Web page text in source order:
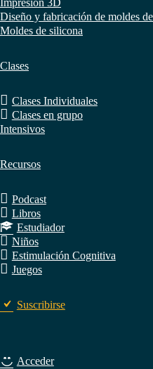
Impresión 3D
Diseño y fabricación de moldes
Moldes de silicona
Clases
Clases Individuales
Clases en grupo
Intensivos
Recursos
Podcast
Libros
Estudiador
Niños
Estimulación Cognitiva
Juegos
Suscribirse
Acceder